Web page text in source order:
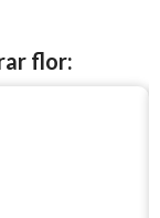
flor: